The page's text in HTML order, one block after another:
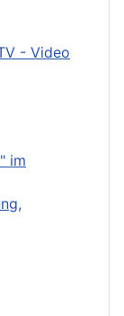
- Video
im